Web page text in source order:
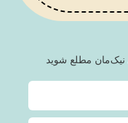
نیک‌مان مطلع شوید